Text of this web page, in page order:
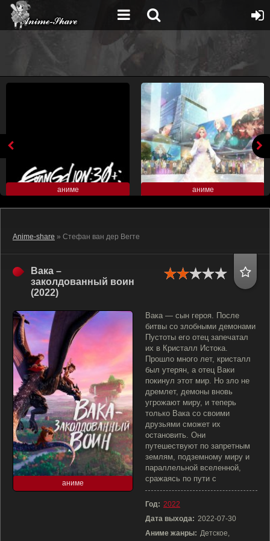
аниме аниме
Anime-share » Стефан ван дер Вегте
Вака –
заколдованный воин
(2022)
аниме
Вака — сын героя. После
битвы со злобными демонами
Пустоты его отец запечатал
их в Кристалл Истока.
Прошло много лет, кристалл
был утерян, а отец Ваки
покинул этот мир. Но зло не
дремлет, демоны вновь
угрожают миру, и теперь
только Вака со своими
друзьями сможет их
остановить. Они
путешествуют по запретным
землям, подземному миру и
параллельной вселенной,
сражаясь по пути с
Год: 2022
Дата выхода: 2022-07-30
Аниме жанры: Детское,